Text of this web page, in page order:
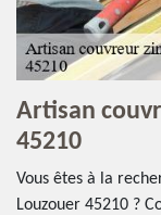
Artisan
45210
Vous êtes à la
Louzouer 45210 ?